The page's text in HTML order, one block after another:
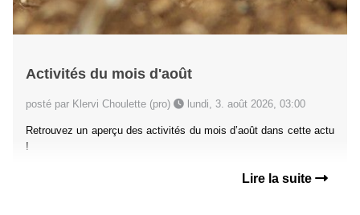
Activités du mois d'août
posté par Klervi Choulette (pro) lundi, 3. août 2026, 03:00
Retrouvez un aperçu des activités du mois d’août dans cette actu
!
Lire la suite